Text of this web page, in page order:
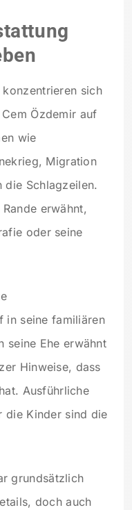
konzentrieren sich
Özdemir auf
wie
Migration
die Schlagzeilen.
erwähnt,
oder seine
in seine familiären
seine Ehe erwähnt
Hinweise, dass
Ausführliche
die Kinder sind die
grundsätzlich
doch auch